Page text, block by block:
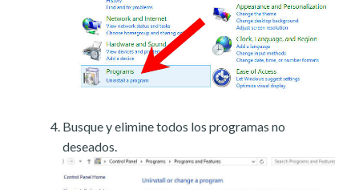
Busque y elimine todos los programas no
deseados.